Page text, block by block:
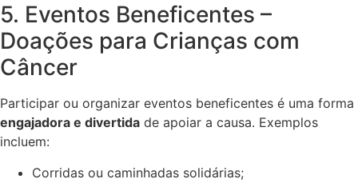
5. Eventos Beneficentes –
Doações para Crianças com
Câncer
Participar ou organizar eventos beneficentes é uma forma
engajadora e divertida de apoiar a causa. Exemplos
incluem:
Corridas ou caminhadas solidárias;